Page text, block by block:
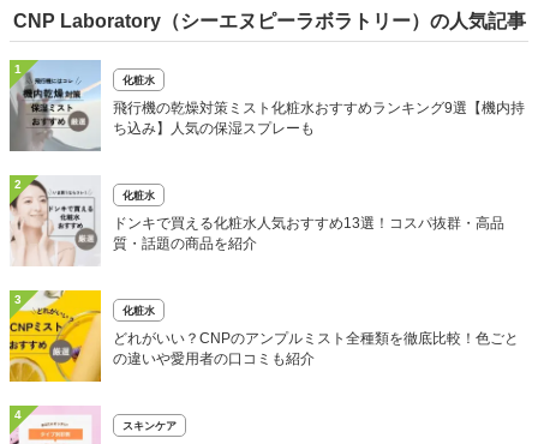
CNP Laboratory（シーエヌピーラボラトリー）の人気記事
1
化粧水
飛行機の乾燥対策ミスト化粧水おすすめランキング9選【機内持
ち込み】人気の保湿スプレーも
2
化粧水
ドンキで買える化粧水人気おすすめ13選！コスパ抜群・高品
質・話題の商品を紹介
3
化粧水
どれがいい？CNPのアンプルミスト全種類を徹底比較！色ごと
の違いや愛用者の口コミも紹介
4
スキンケア